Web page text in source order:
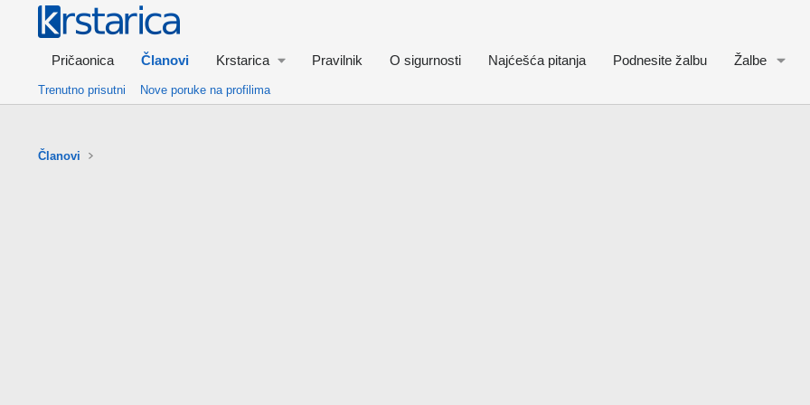
Pričaonica Članovi Krstarica Pravilnik O sigurnosti Najćešća pitanja Podnesite žalbu Žalbe
Trenutno prisutni Nove poruke na profilima
Članovi